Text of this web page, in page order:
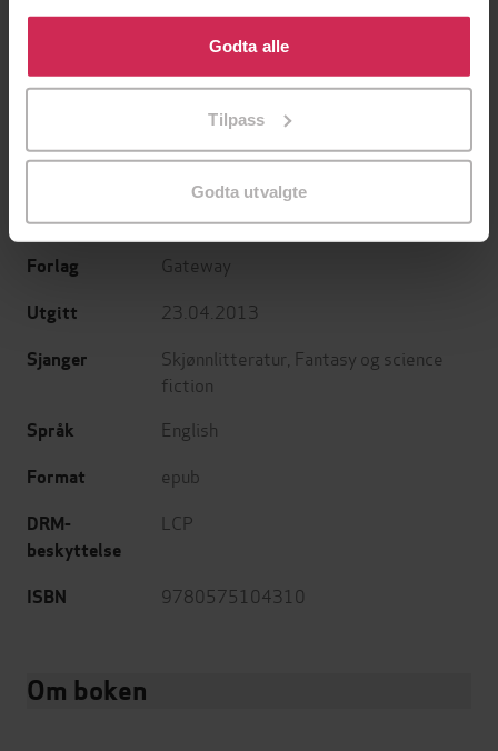
Klikk på «Godta alle» for å gi oss ditt samtykke til å
bruke cookies for alle disse formålene. Du kan også
tilpasse ditt samtykke til spesifikke formål ved å klikke
Godta alle
Tilpass
Godta utvalgte
129,-
Jo Nesbø
129,-
Jørn Lier Horst
Forfattere Keith Roberts(forfatter)
Forlag Gateway
Utgitt 23.04.2013
Sjanger Skjønnlitteratur Fantasy og science
fiction
Språk English
Format epub
DRM-
beskyttelse
LCP
ISBN 9780575104310
Om boken